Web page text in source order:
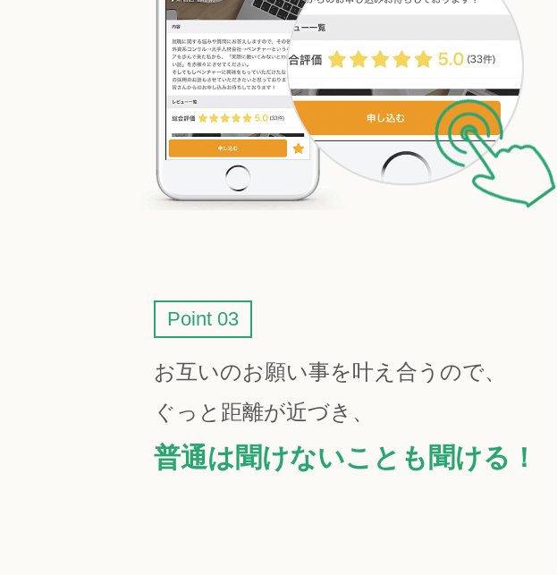
Point 03
お互いのお願い事を叶え合うので、
ぐっと距離が近づき、
普通は聞けないことも聞ける！